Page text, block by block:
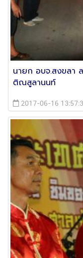
นายก อบจ.สงขลา
ติณสูลานนท์
2017-06-16